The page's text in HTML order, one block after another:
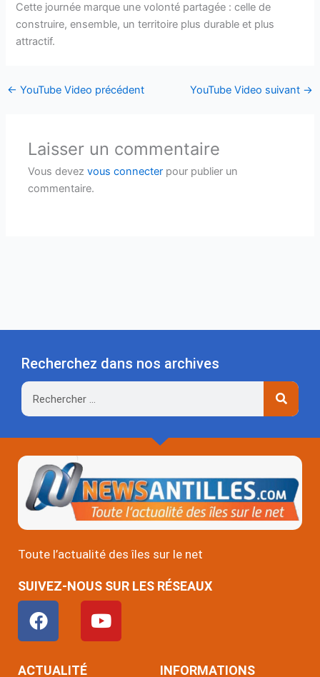
Cette journée marque une volonté partagée : celle de
construire, ensemble, un territoire plus durable et plus
attractif.
← YouTube Video précédent YouTube Video suivant →
Laisser un commentaire
Vous devezvous connecter pour publier un
commentaire.
Recherchez dans nos archives
Rechercher
Toute l’actualité des îles sur le net
SUIVEZ-NOUS SUR LES RÉSEAUX
F
a
c
e
Y
o
u
ACTUALITÉ INFORMATIONS